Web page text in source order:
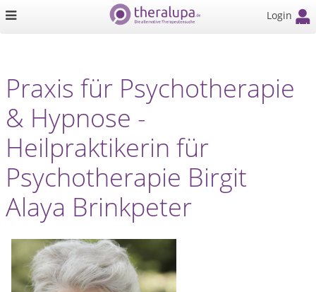
Login
Praxis für Psychotherapie
& Hypnose -
Heilpraktikerin für
Psychotherapie Birgit
Alaya Brinkpeter